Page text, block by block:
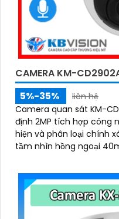
CAMERA KM-
5%-35%
liên hệ
Camera quan sát KM-
định 2MP tích hợp công
hiện và phân loại chính
tầm nhìn hồng ngoại
mọi điều kiện môi trường